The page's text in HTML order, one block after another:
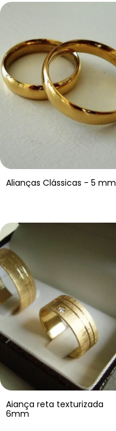
Alianças Clássicas - 5 mm
Aiança reta texturizada
6mm